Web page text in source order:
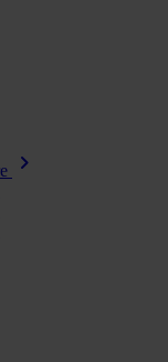
chevron_right